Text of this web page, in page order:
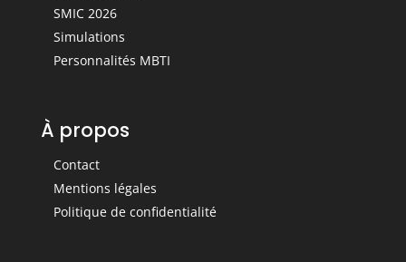
SMIC 2026
Simulations
Personnalités MBTI
À propos
Contact
Mentions légales
Politique de confidentialité